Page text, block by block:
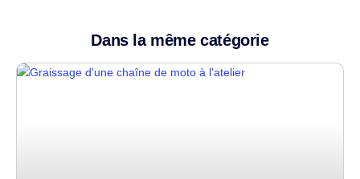
Dans la même catégorie